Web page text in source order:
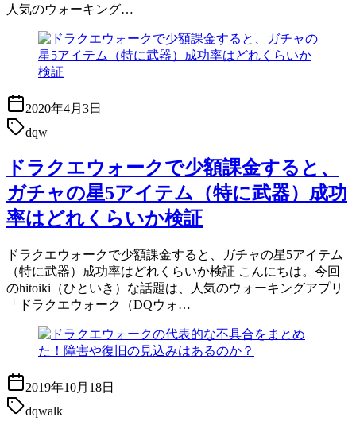
人気のウォーキング…
2020年4月3日
dqw
ドラクエウォークで少額課金すると、
ガチャの星5アイテム（特に武器）成功
率はどれくらいか検証
ドラクエウォークで少額課金すると、ガチャの星5アイテム
（特に武器）成功率はどれくらいか検証 こんにちは。今回
のhitoiki（ひといき）な話題は、人気のウォーキングアプリ
「ドラクエウォーク（DQウォ…
2019年10月18日
dqwalk